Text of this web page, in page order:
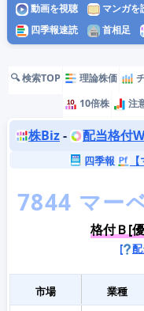
動画を視聴
マンガを
四季報速読
首相足
🔍 検索TOP 理論株価
10倍株
注
株Biz- 配当格付
四季報
格付Ｂ[
[
市場 業種